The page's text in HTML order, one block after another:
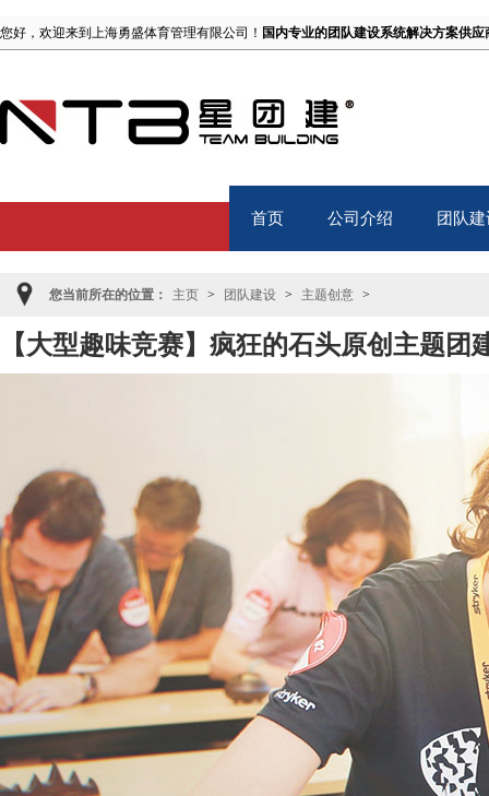
您好，欢迎来到上海勇盛体育管理有限公司！ 国内专业的团队建设系统解决方案供应
首页 公司介绍 团队
您当前所在的位置： 主页 > 团队建设 > 主题创意 >
【大型趣味竞赛】疯狂的石头原创主题团